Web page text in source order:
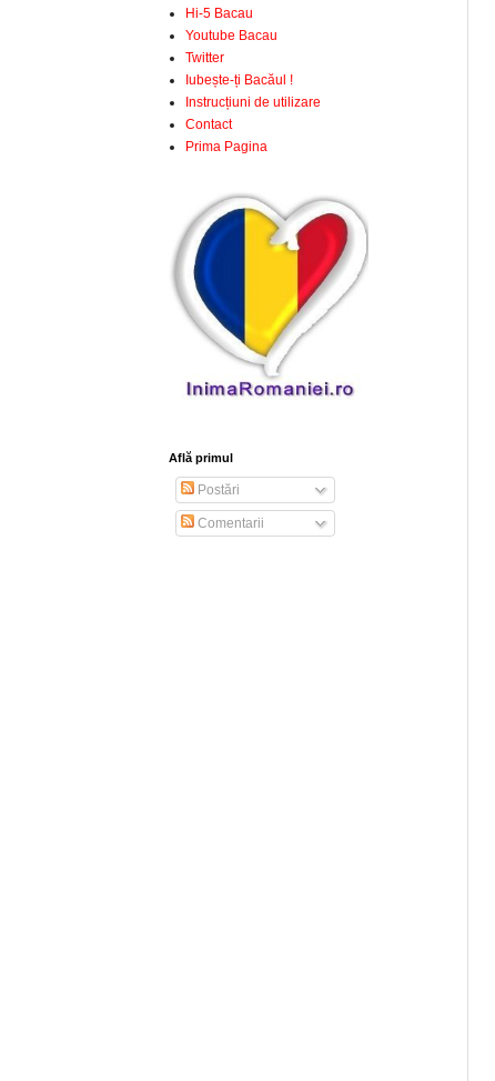
Hi-5 Bacau
Youtube Bacau
Twitter
Iubește-ți Bacăul !
Instrucțiuni de utilizare
Contact
Prima Pagina
Află primul
Postări
Comentarii